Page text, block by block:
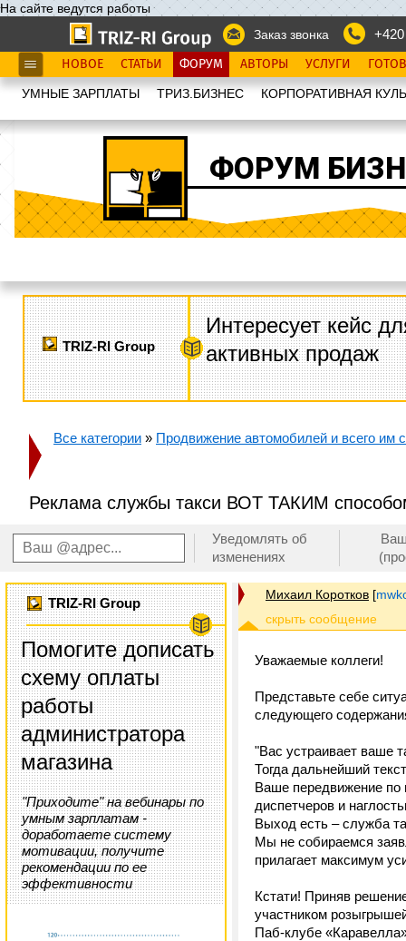
На сайте ведутся работы
Заказ звонка
НОВОЕ СТАТЬИ ФОРУМ АВТОРЫ УСЛУГИ
УМНЫЕ ЗАРПЛАТЫ ТРИЗ.БИЗНЕС КОРПОРАТИВНАЯ
ФОРУМ
TRIZ-RI Group
Интересует кейс
активных продаж
Все категории » Продвижение автомобилей и всего им
Реклама службы такси ВОТ ТАКИМ
Уведомлять об
изменениях
TRIZ-RI Group
Помогите дописать
схему оплаты
работы
администратора
магазина
"Приходите" на вебинары по
умным зарплатам -
доработаете систему
мотивации, получите
рекомендации по ее
эффективности
Михаил Коротков [
Уважаемые коллеги!
Представьте себе
следующего
"Вас устраивает ваше
Тогда дальнейший
Ваше передвижение по
диспетчеров и
Выход есть – служба
Мы не собираемся
прилагает максимум
Кстати! Приняв
участником
Паб-клубе